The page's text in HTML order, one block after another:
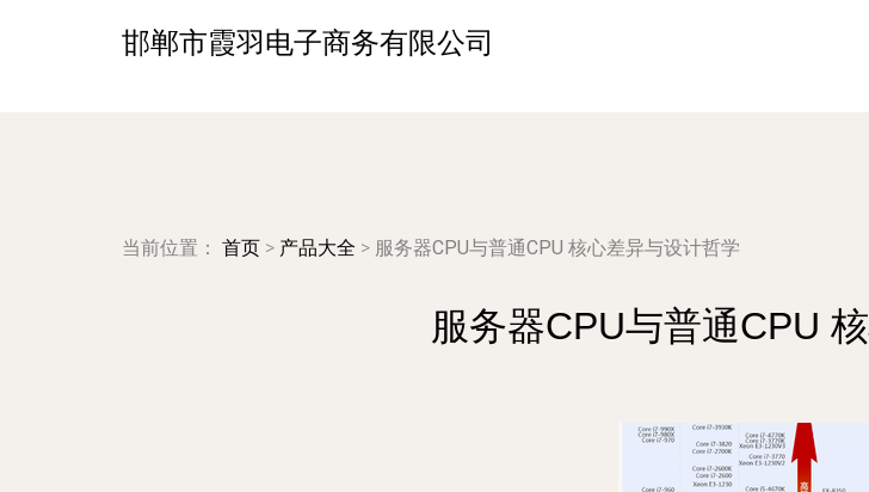
邯郸市霞羽电子商务有限公司
当前位置： 首页 > 产品大全 > 服务器CPU与普通CPU 核心差异与设计哲学
服务器CPU与普通CPU